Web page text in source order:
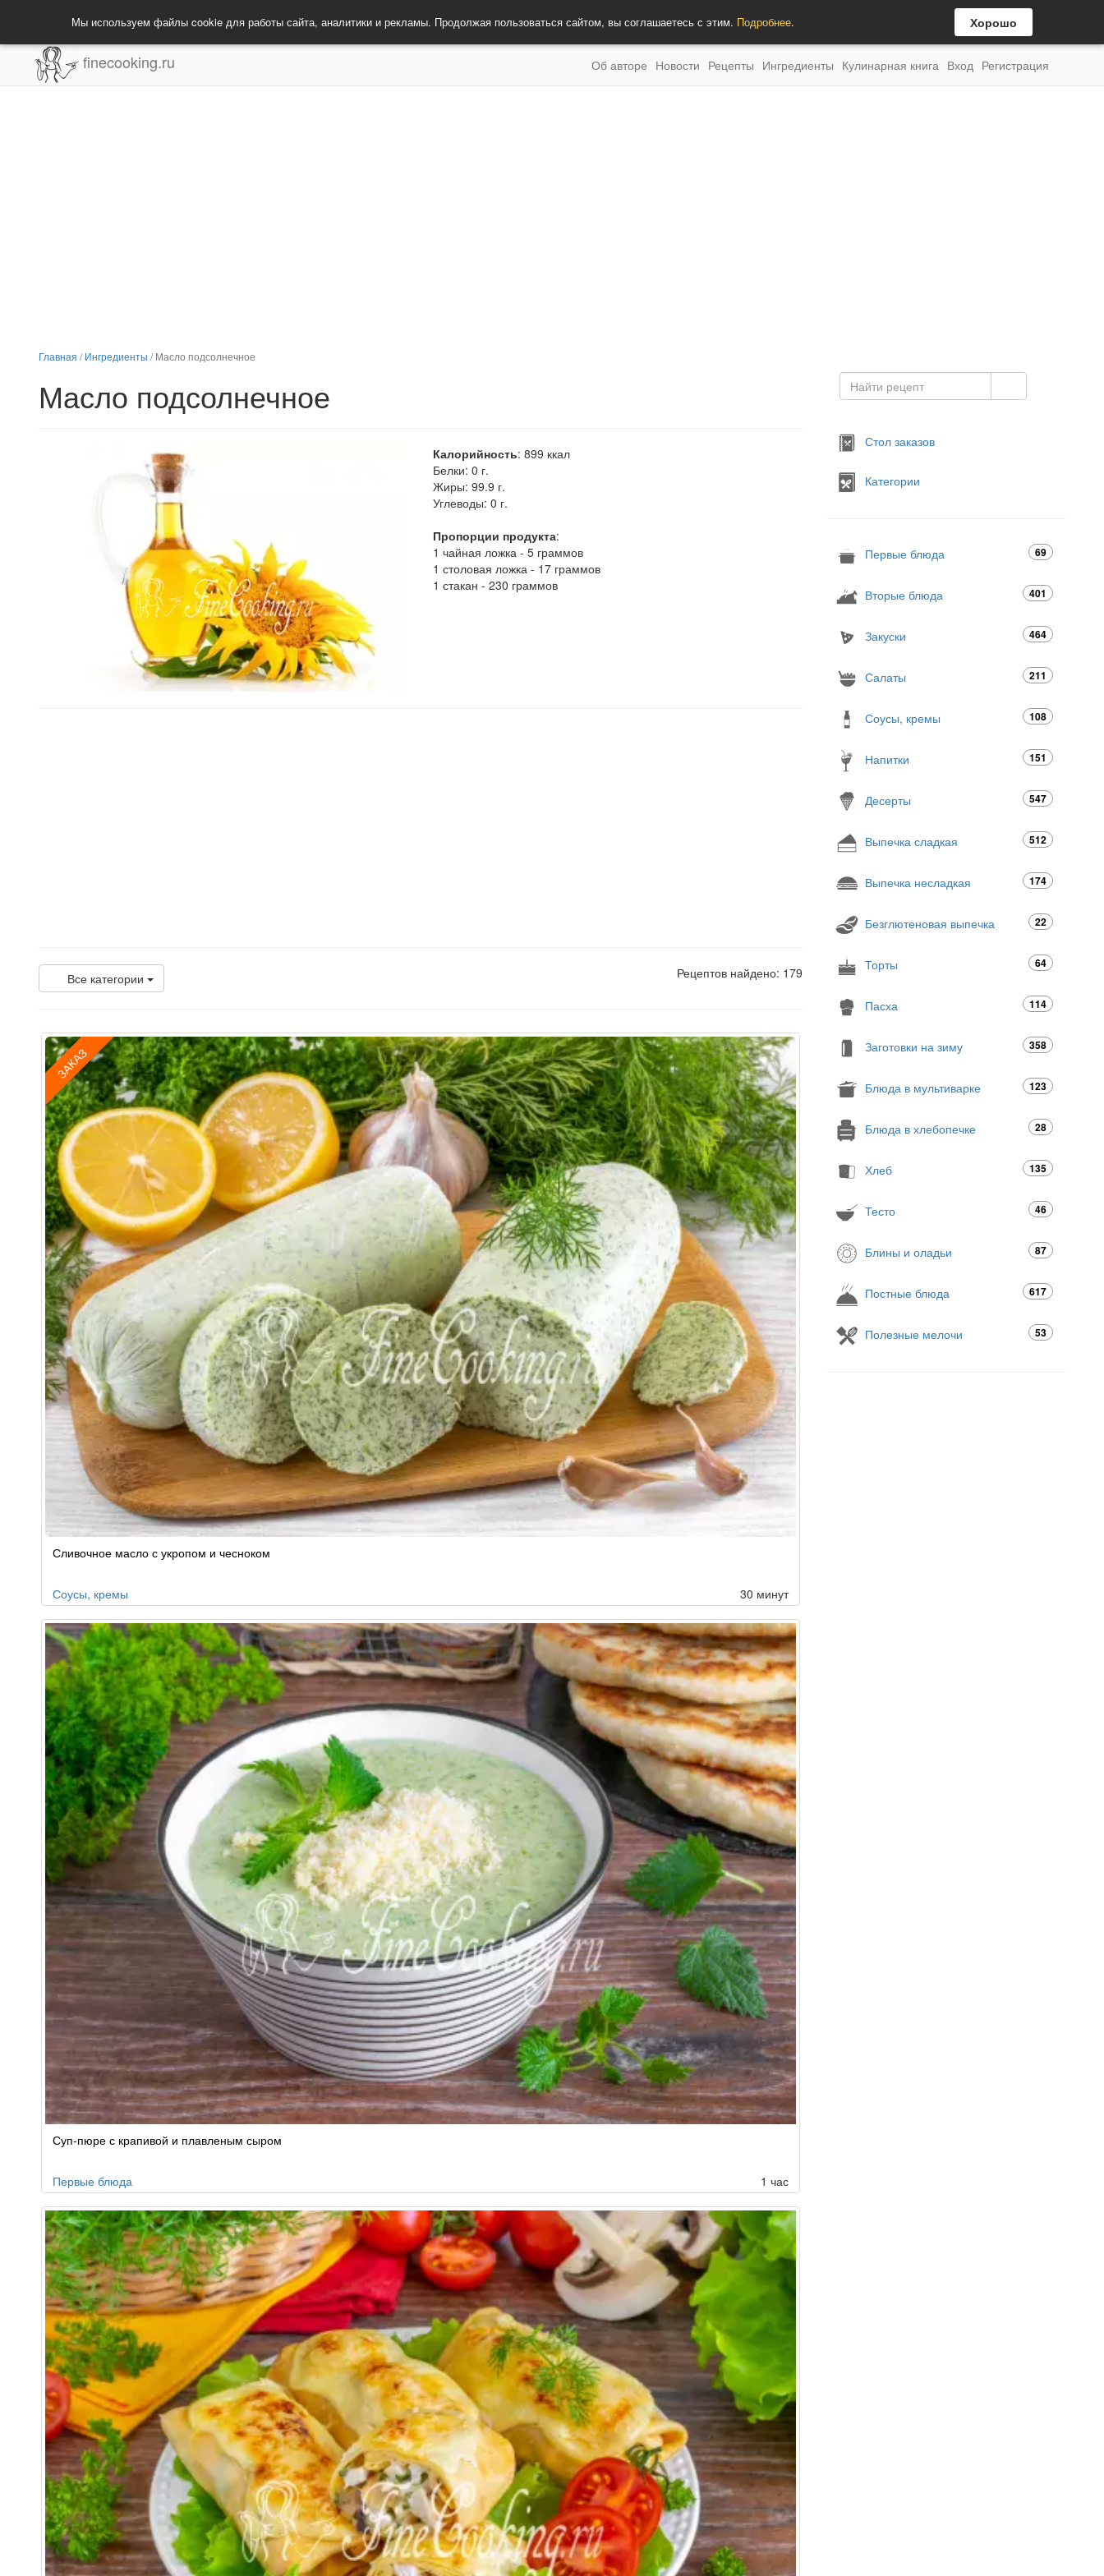
Мы используем файлы cookie для работы сайта, аналитики и рекламы. Продолжая пользоваться сайтом, вы соглашаетесь с этим. Подробнее. Хорошо
finecooking.ru Об авторе Новости Рецепты Ингредиенты Кулинарная книга Вход Регистрация
Главная /Ингредиенты /Масло подсолнечное
Масло подсолнечное
Калорийность: 899 ккал
Белки: 0 г.
Жиры: 99.9 г.
Углеводы: 0 г.
Пропорции продукта:
1 чайная ложка - 5 граммов
1 столовая ложка - 17 граммов
1 стакан - 230 граммов
Все категории Рецептов найдено: 179
ЗАКАЗ
по
Сливочное масло с укропом и чесноком
Соусы, кремы 30 минут
Суп-пюре с крапивой и плавленым сыром
Первые блюда 1 час
Стол заказов
Категории
Первые блюда 69
Вторые блюда 401
Закуски 464
Салаты 211
Соусы, кремы 108
Напитки 151
Десерты 547
Выпечка сладкая 512
Выпечка несладкая 174
Безглютеновая выпечка 22
Торты 64
Пасха 114
Заготовки на зиму 358
Блюда в мультиварке 123
Блюда в хлебопечке 28
Хлеб 135
Тесто 46
Блины и оладьи 87
Постные блюда 617
Полезные мелочи 53